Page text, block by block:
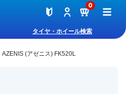
0
タイヤ・ホイール検索
AZENIS (アゼニス) FK520L